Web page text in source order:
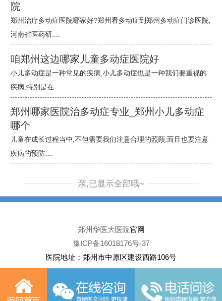
院
郑州治疗多动症医院哪家好?郑州看多动症到郑州多动症门诊医院,
河南省医药研....
咱郑州这边哪家儿童多动症医院好
小儿多动症是一种常见的疾病,小儿多动症也是一种我们要重视的
疾病,特别是在....
郑州哪家医院治多动症专业_郑州小儿多动症
哪个
儿童在成长过程当中,不但需要我们注意合理的照顾,而且也要注意
疾病的预防....
亲,已显示全部哦~
郑州华医大医院官网
豫ICP备16018176号-37
医院地址：郑州市中原区建设西路106号